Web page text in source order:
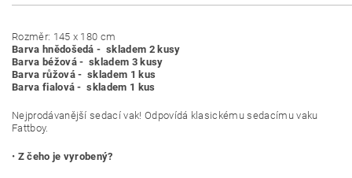
Rozměr: 145 x 180 cm
Barva hnědošedá - skladem 2 kusy
Barva béžová - skladem 3 kusy
Barva růžová - skladem 1 kus
Barva fialová - skladem 1 kus
Nejprodávanější sedací vak! Odpovídá klasickému sedacímu vaku
Fattboy.
• Z čeho je vyrobený?